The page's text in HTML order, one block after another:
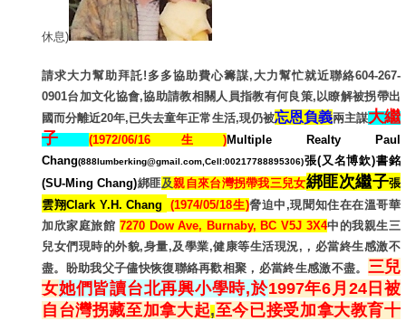
休息)
請求大力幫助拜託!多多協助費心籌謀,大力幫忙就近聯絡604-267-
0901台加文化協會,協助請教相關人員指教有何良策,以瞭解被拐帶出
國而分離近20年,已失去童年正常生活,現仍被忘恩負義兩主謀大繼
子(1972/06/16生)Multiple Realty Paul
Chang(888lumberking@gmail.com,Cell:00217788895306)張(又名博欽)書銘
(SU-Ming Chang)綁匪及親自來台灣拐帶我三兒女綁匪次繼子張
雲翔Clark Y.H. Chang
(1974/05/18生)脅迫中,現聞知住在在溫哥華
加欣家庭旅館7270 Dow Ave, Burnaby, BC V5J 3X4中的我親生三
兒女們現時的外貌,身量,及學業,健康等生活現況,，必當終生感激不
盡。盼助我父子儘快恢復聯絡再歡相聚，必當終生感激不盡。 三兒
女她們皆讀台北再興小學時,於1997年6月24日被
自台灣拐藏至加拿大起,至今已接受加拿大教育十